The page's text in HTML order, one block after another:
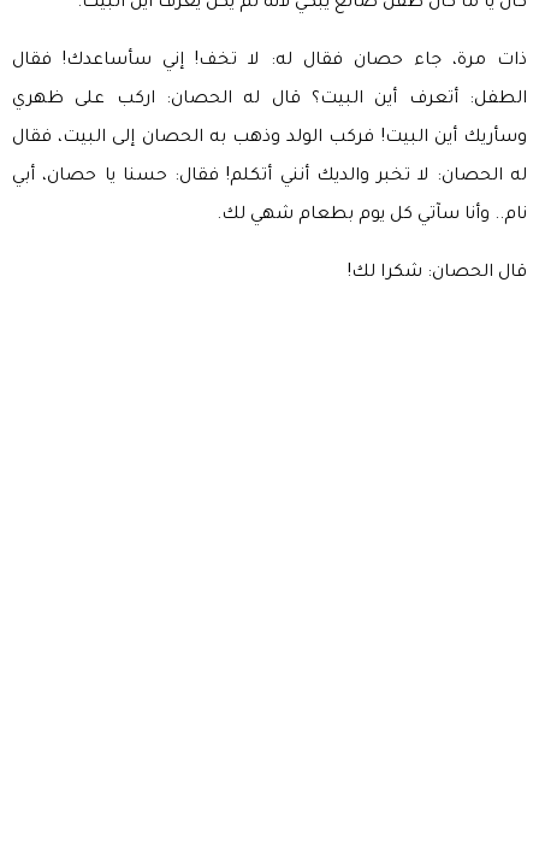
كان يا ما كان طفل ضائع يبكي لأنه لم يكن يعرف أين البيت.
ذات مرة، جاء حصان فقال له: لا تخف! إني سأساعدك! فقال
الطفل: أتعرف أين البيت؟ قال له الحصان: اركب على ظهري
وسأريك أين البيت! فركب الولد وذهب به الحصان إلى البيت، فقال
له الحصان: لا تخبر والديك أنني أتكلم! فقال: حسنا يا حصان، أبي
نام.. وأنا سآتي كل يوم بطعام شهي لك.
قال الحصان: شكرا لك!